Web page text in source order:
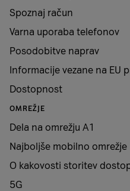
Spoznaj račun
Varna uporaba telefonov
Posodobitve naprav
Informacije vezane na EU
Dostopnost
OMREŽJE
Dela na omrežju A1
Najboljše mobilno omrežje
O kakovosti storitev
5G